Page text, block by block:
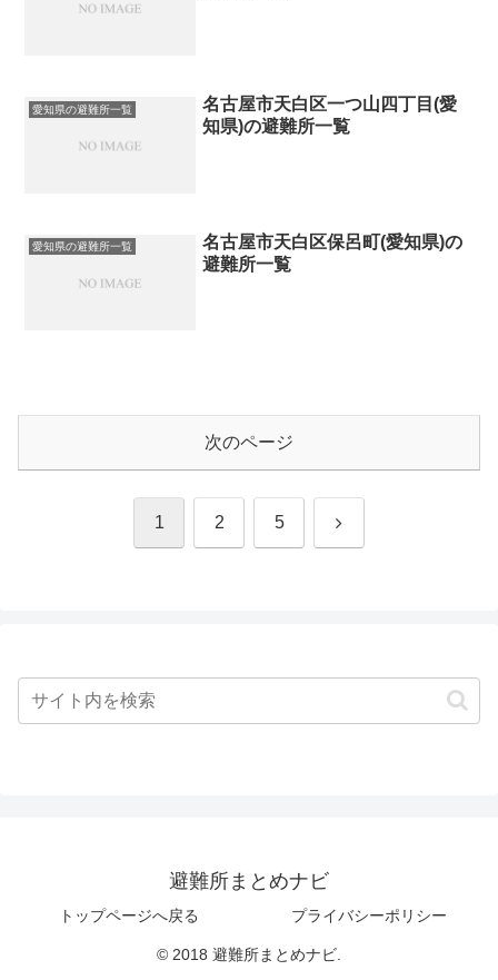
愛知県の避難所一覧
名古屋市天白区一つ山四丁目(愛
知県)の避難所一覧
愛知県の避難所一覧
名古屋市天白区保呂町(愛知県)の
避難所一覧
次のページ
1 2 5 次
避難所まとめナビ
トップページへ戻る プライバシーポリシー
© 2018 避難所まとめナビ.